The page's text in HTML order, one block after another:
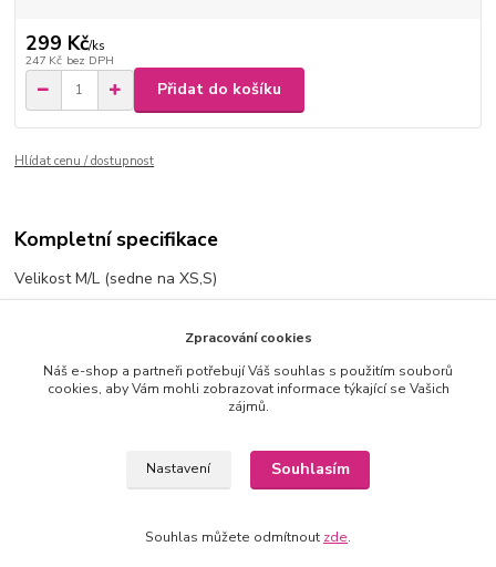
299 Kč/ks
247 Kč bez DPH
Přidat do košíku
Hlídat cenu / dostupnost
Kompletní specifikace
Velikost M/L (sedne na XS,S)
Crop top má vycpávky
95,5%polyamid, 4,5%elasten
Zpracování cookies
Náš e-shop a partneři potřebují Váš souhlas s použitím souborů
cookies, aby Vám mohli zobrazovat informace týkající se Vašich
zájmů.
Nastavení Souhlasím
Souhlas můžete odmítnout zde.